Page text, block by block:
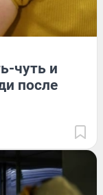
чуть и
после